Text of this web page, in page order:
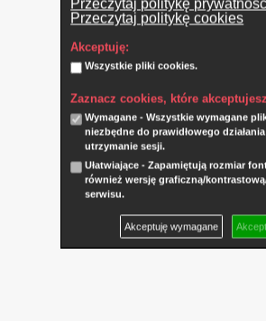
Przeczytaj politykę
Przeczytaj politykę cookies
Akceptuję:
Wszystkie pliki cookies.
Zaznacz cookies, które
Wymagane - Wszystkie wymagane
niezbędne do prawidłowego
utrzymanie sesji.
Ułatwiające - Zapamiętują rozmiar
również wersję graficzną/
serwisu.
Akceptuję wymagane